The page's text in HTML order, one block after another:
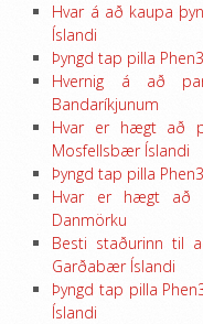
Hvar á að kaupa
Íslandi
Þyngd tap pilla
Hvernig á að
Bandaríkjunum
Hvar er hægt að
Mosfellsbær Íslandi
Þyngd tap pilla
Hvar er hægt að
Danmörku
Besti staðurinn til
Garðabær Íslandi
Þyngd tap pilla
Íslandi